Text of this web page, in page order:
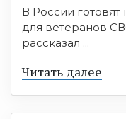
В России
для ветеранов
рассказал ...
Читать далее